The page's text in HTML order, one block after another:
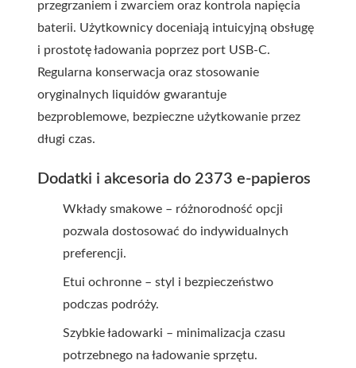
przegrzaniem i zwarciem oraz kontrola napięcia
baterii. Użytkownicy doceniają intuicyjną obsługę
i prostotę ładowania poprzez port USB-C.
Regularna konserwacja oraz stosowanie
oryginalnych liquidów gwarantuje
bezproblemowe, bezpieczne użytkowanie przez
długi czas.
Dodatki i akcesoria do 2373 e-papieros
Wkłady smakowe – różnorodność opcji
pozwala dostosować do indywidualnych
preferencji.
Etui ochronne – styl i bezpieczeństwo
podczas podróży.
Szybkie ładowarki – minimalizacja czasu
potrzebnego na ładowanie sprzętu.